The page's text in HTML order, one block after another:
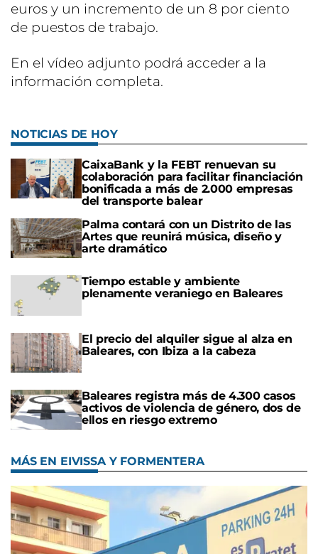
euros y un incremento de un 8 por ciento
de puestos de trabajo.
En el vídeo adjunto podrá acceder a la
información completa.
NOTICIAS DE HOY
CaixaBank y la FEBT renuevan su
colaboración para facilitar financiación
bonificada a más de 2.000 empresas
del transporte balear
Palma contará con un Distrito de las
Artes que reunirá música, diseño y
arte dramático
Tiempo estable y ambiente
plenamente veraniego en Baleares
El precio del alquiler sigue al alza en
Baleares, con Ibiza a la cabeza
Baleares registra más de 4.300 casos
activos de violencia de género, dos de
ellos en riesgo extremo
MÁS EN EIVISSA Y FORMENTERA